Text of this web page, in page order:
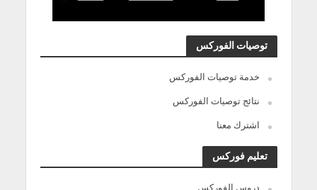
توصيات الفوركس
خدمة توصيات الفوركس
نتائج توصيات الفوركس
اشترك معنا
تعليم فوركس
دروس الفوركس